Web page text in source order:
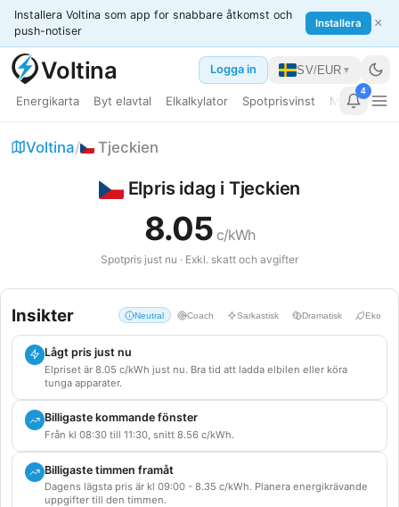
Installera Voltina som app for snabbare åtkomst och
push-notiser
Installera ×
Voltina
Energikarta Byt elavtal Elkalkylator Spotprisvinst Min
4
Elpris EU
Jämför länder
Kraftverk
Elkalkylator
Om
FAQ
Logga in SV/EUR ▼
Voltina/ Tjeckien
Elpris idag i Tjeckien
8.05 c/kWh
Spotpris just nu · Exkl. skatt och avgifter
Insikter Neutral Coach Sarkastisk Dramatisk Eko
Lågt pris just nu
Elpriset är 8.05 c/kWh just nu. Bra tid att ladda elbilen eller köra
tunga apparater.
Billigaste kommande fönster
Från kl 08:30 till 11:30, snitt 8.56 c/kWh.
Billigaste timmen framåt
Dagens lägsta pris är kl 09:00 - 8.35 c/kWh. Planera energikrävande
uppgifter till den timmen.